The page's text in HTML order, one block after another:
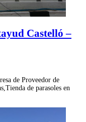
Castelló –
de Proveedor de
de parasoles en